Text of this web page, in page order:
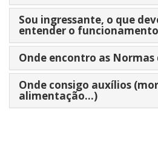
Sou ingressante, o que
entender o
Onde encontro as Normas
Onde consigo auxílios
alimentação...)